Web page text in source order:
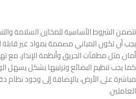
تتضمن الشروط الأساسية للمخازن السلامة
يجب أن تكون المباني مصممة بمواد غير قابلة
أمان مثل مطفآت الحريق وأنظمة الإنذار، مع
كما يجب تنظيم البضائع وترتيبها بشكل يسهل
مباشرة على الأرض، بالإضافة إلى وجود نظام
العاملين.